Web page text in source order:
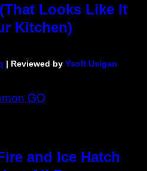
Looks Like It
Kitchen)
| Reviewed by Ysolt Usigan
and Ice Hatch